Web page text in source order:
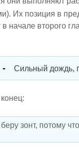
Их позиция в
начале второго
Сильный дождь,
зонт, потому